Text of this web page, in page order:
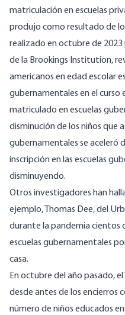
matriculación en escuelas
produjo como resultado de
realizado en octubre de 2023
de la Brookings Institution,
americanos en edad escolar
gubernamentales en el curso
matriculado en escuelas
disminución de los niños que
gubernamentales se aceleró
inscripción en las escuelas
disminuyendo.
Otros investigadores han
ejemplo, Thomas Dee, del
durante la pandemia cientos
escuelas gubernamentales
casa.
En octubre del año pasado,
desde antes de los encierros
número de niños educados